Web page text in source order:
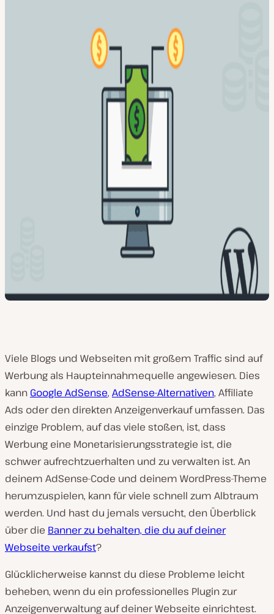
Viele Blogs und Webseiten mit großem Traffic sind auf
Werbung als Haupteinnahmequelle angewiesen. Dies
kann Google AdSense, AdSense-Alternativen, Affiliate
Ads oder den direkten Anzeigenverkauf umfassen. Das
einzige Problem, auf das viele stoßen, ist, dass
Werbung eine Monetarisierungsstrategie ist, die
schwer aufrechtzuerhalten und zu verwalten ist. An
deinem AdSense-Code und deinem WordPress-Theme
herumzuspielen, kann für viele schnell zum Albtraum
werden. Und hast du jemals versucht, den Überblick
über die Banner zu behalten, die du auf deiner
Webseite verkaufst?
Glücklicherweise kannst du diese Probleme leicht
beheben, wenn du ein professionelles Plugin zur
Anzeigenverwaltung auf deiner Webseite einrichtest.